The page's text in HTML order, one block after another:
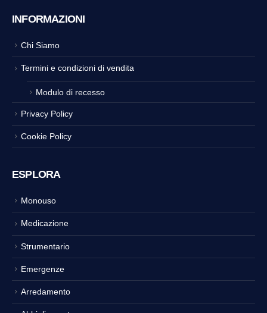
INFORMAZIONI
Chi Siamo
Termini e condizioni di vendita
Modulo di recesso
Privacy Policy
Cookie Policy
ESPLORA
Monouso
Medicazione
Strumentario
Emergenze
Arredamento